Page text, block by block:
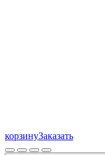
корзинуЗаказать